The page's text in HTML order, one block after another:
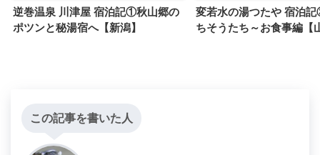
逆巻温泉 川津屋 宿泊記①秋山郷の
ポツンと秘湯宿へ【新潟】
変若水の湯つたや 宿泊
ちそうたち～お食事編【
この記事を書いた人